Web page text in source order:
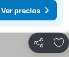
Ver precios
Compartir